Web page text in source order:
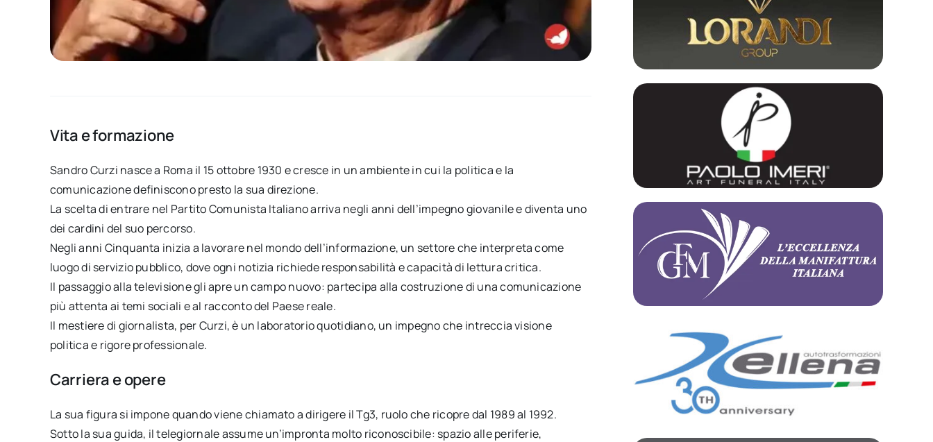
Vita e formazione
Sandro Curzi nasce a Roma il 15 ottobre 1930 e cresce in un ambiente in cui la politica e la
comunicazione definiscono presto la sua direzione.
La scelta di entrare nel Partito Comunista Italiano arriva negli anni dell’impegno giovanile e diventa uno
dei cardini del suo percorso.
Negli anni Cinquanta inizia a lavorare nel mondo dell’informazione, un settore che interpreta come
luogo di servizio pubblico, dove ogni notizia richiede responsabilità e capacità di lettura critica.
Il passaggio alla televisione gli apre un campo nuovo: partecipa alla costruzione di una comunicazione
più attenta ai temi sociali e al racconto del Paese reale.
Il mestiere di giornalista, per Curzi, è un laboratorio quotidiano, un impegno che intreccia visione
politica e rigore professionale.
Carriera e opere
La sua figura si impone quando viene chiamato a dirigere il Tg3, ruolo che ricopre dal 1989 al 1992.
Sotto la sua guida, il telegiornale assume un’impronta molto riconoscibile: spazio alle periferie,